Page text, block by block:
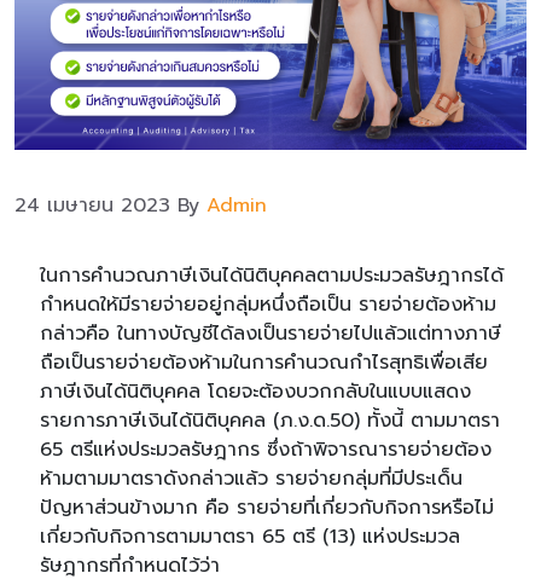
24 เมษายน 2023 By Admin
ในการคำนวณภาษีเงินได้นิติบุคคลตามประมวลรัษฎากรได้
กำหนดให้มีรายจ่ายอยู่กลุ่มหนึ่งถือเป็น รายจ่ายต้องห้าม
กล่าวคือ ในทางบัญชีได้ลงเป็นรายจ่ายไปแล้วแต่ทางภาษี
ถือเป็นรายจ่ายต้องห้ามในการคำนวณกำไรสุทธิเพื่อเสีย
ภาษีเงินได้นิติบุคคล โดยจะต้องบวกกลับในแบบแสดง
รายการภาษีเงินได้นิติบุคคล (ภ.ง.ด.50) ทั้งนี้ ตามมาตรา
65 ตรีแห่งประมวลรัษฎากร ซึ่งถ้าพิจารณารายจ่ายต้อง
ห้ามตามมาตราดังกล่าวแล้ว รายจ่ายกลุ่มที่มีประเด็น
ปัญหาส่วนข้างมาก คือ รายจ่ายที่เกี่ยวกับกิจการหรือไม่
เกี่ยวกับกิจการตามมาตรา 65 ตรี (13) แห่งประมวล
รัษฎากรที่กำหนดไว้ว่า